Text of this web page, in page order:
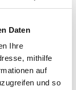
Daten
Ihre
mithilfe
auf
und so